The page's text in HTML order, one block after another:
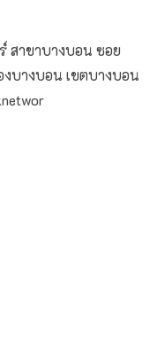
สาขาบางบอน ซอย
บางบอน เขตบางบอน